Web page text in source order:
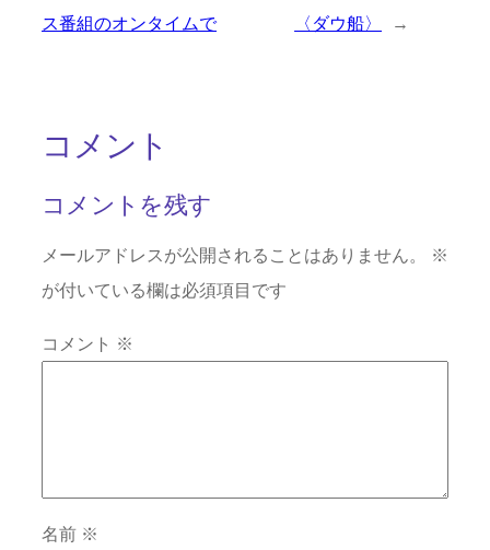
ス番組のオンタイムで
〈ダウ船〉
→
コメント
コメントを残す
メールアドレスが公開されることはありません。
※
が付いている欄は必須項目です
コメント ※
名前 ※